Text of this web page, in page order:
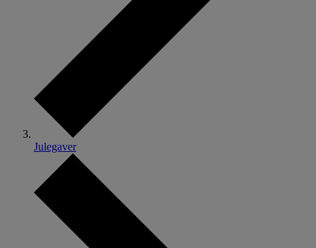
Julegaver